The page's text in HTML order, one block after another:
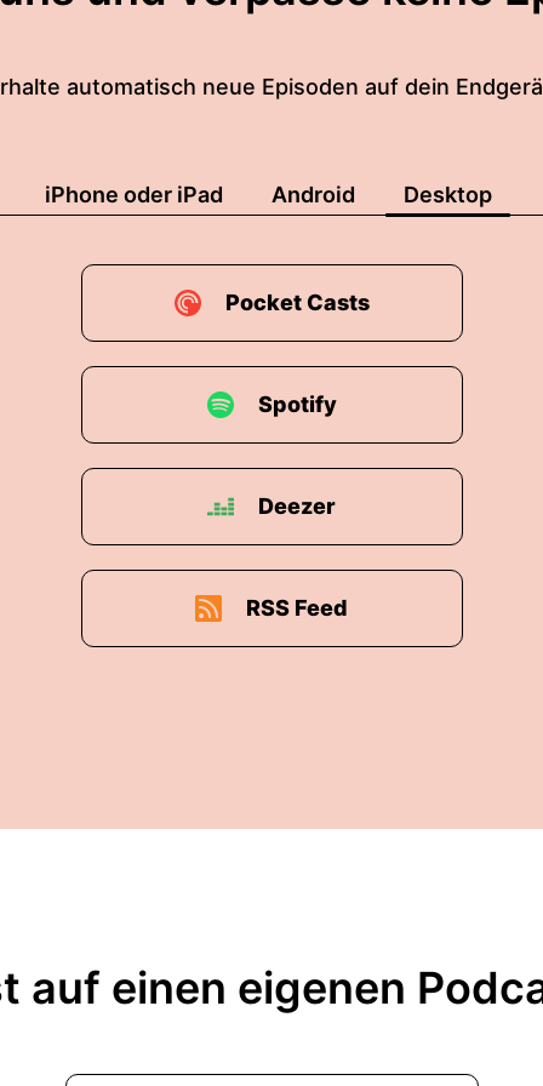
automatisch neue Episoden auf dein
iPhone oder iPad Android Desktop
Pocket Casts
Spotify
Deezer
RSS Feed
auf einen eigenen